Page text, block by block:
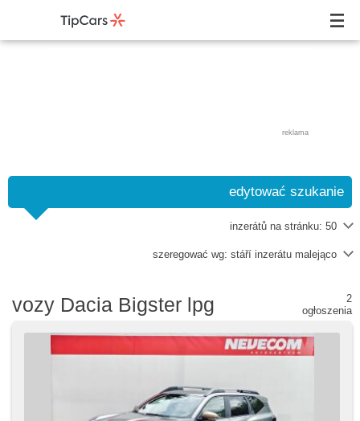
reklama
edytować szukanie
inzerátů na stránku: 50
szeregować wg: stáří inzerátu malejąco
vozy Dacia Bigster lpg
2
ogłoszenia